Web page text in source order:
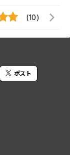
(10)
ポスト